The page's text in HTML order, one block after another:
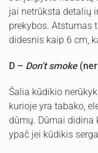
jai netrūksta detalių
prekybos. Atstumas
didesnis kaip 6 cm,
D – Don't smoke
Šalia kūdikio
kurioje yra tabako,
dūmų. Dūmai didina
ypač jei kūdikis